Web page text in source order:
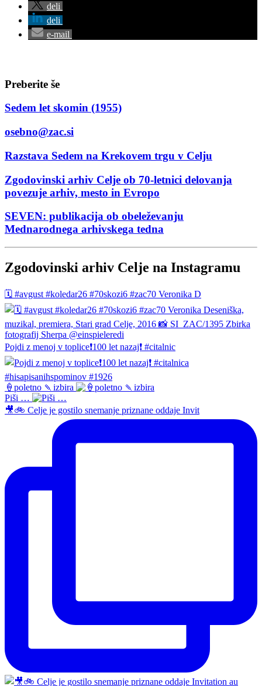
deli
deli
e-mail
Preberite še
Sedem let skomin (1955)
osebno@zac.si
Razstava Sedem na Krekovem trgu v Celju
Zgodovinski arhiv Celje ob 70-letnici delovanja
povezuje arhiv, mesto in Evropo
SEVEN: publikacija ob obeleževanju
Mednarodnega arhivskega tedna
Zgodovinski arhiv Celje na Instagramu
🗓️ #avgust #koledar26 #70skozi6 #zac70 Veronika D
Pojdi z menoj v toplice❗️100 let nazaj❗️ #citalnic
🍦poletno 🍡izbira
Piši …
🎥🚲 Celje je gostilo snemanje priznane oddaje Invit